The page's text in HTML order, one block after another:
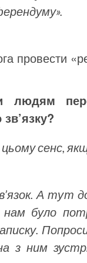
провести
людям
сенс,
А тут
нам було
з ним